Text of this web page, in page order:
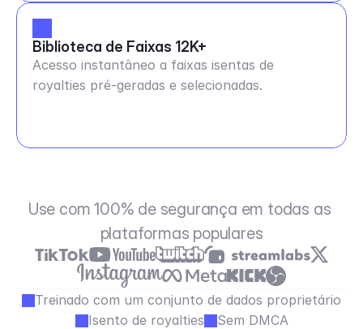
Biblioteca de Faixas 12K+
Acesso instantâneo a faixas isentas de
royalties pré-geradas e selecionadas.
Use com 100% de segurança em todas as
plataformas populares
Treinado com um conjunto de dados proprietário
Isento de royalties
Sem DMCA